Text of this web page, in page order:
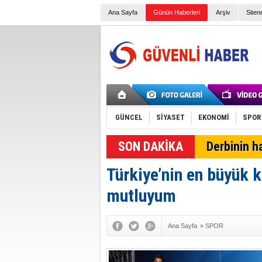
Ana Sayfa Günün Haberleri Arşiv
GÜNCEL SİYASET EKONOMİ SPOR
Derbinin
Türkiye’nin en
mutluyum
Ana Sayfa » SPOR